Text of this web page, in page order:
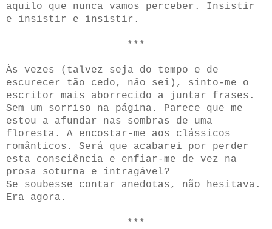
aquilo que nunca vamos perceber. Insistir
e insistir e insistir.
***
Às vezes (talvez seja do tempo e de
escurecer tão cedo, não sei), sinto-me o
escritor mais aborrecido a juntar frases.
Sem um sorriso na página. Parece que me
estou a afundar nas sombras de uma
floresta. A encostar-me aos clássicos
românticos. Será que acabarei por perder
esta consciência e enfiar-me de vez na
prosa soturna e intragável?
Se soubesse contar anedotas, não hesitava.
Era agora.
***